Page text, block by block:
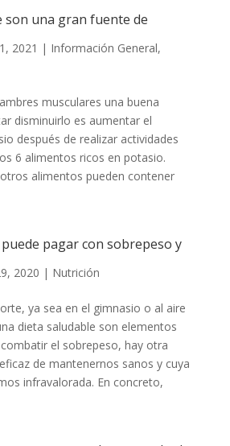
son una gran fuente de
2021 | Información General,
musculares una buena
disminuirlo es aumentar el
después de realizar actividades
6 alimentos ricos en potasio.
alimentos pueden contener
pagar con sobrepeso y
2020 | Nutrición
ya sea en el gimnasio o al aire
dieta saludable son elementos
el sobrepeso, hay otra
de mantenernos sanos y cuya
infravalorada. En concreto,